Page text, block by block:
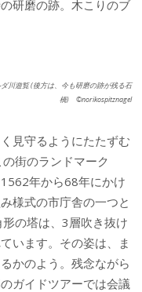
研磨の跡。木こりのブ
川遊覧 (後方は、今も研磨の跡が残る石
橋) ©norikospitznagel
見守るようにたたずむ
街のランドマーク
年から68年にかけ
様式の市庁舎の一つと
の塔は、3層吹き抜け
います。その姿は、ま
かのよう。残念ながら
ガイドツアーでは会議